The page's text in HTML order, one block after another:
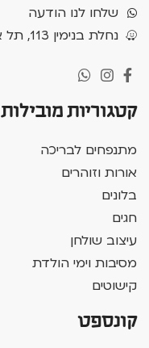
שלחו לנו הודעה
נחלת בנימין 113, תל אביב
קטגוריות מובילות
מתנפחים לבריכה
אורות וזוהרים
בלונים
חגים
עיצוב שולחן
מסיבות וימי הולדת
קישוטים
קונספט